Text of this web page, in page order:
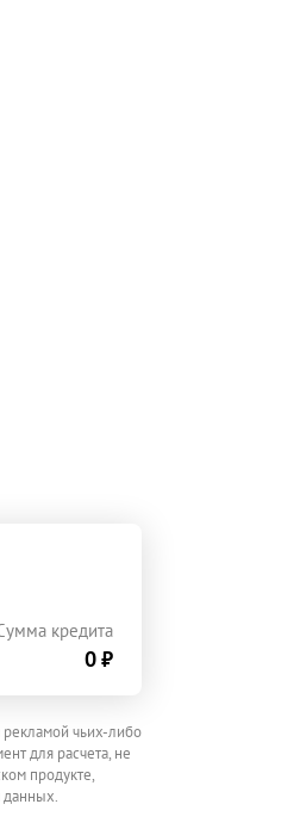
кредита
0 ₽
рекламой чьих-либо
для расчета, не
продукте,
данных.